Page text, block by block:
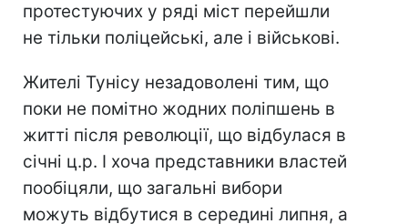
протестуючих у ряді міст перейшли
не тільки поліцейські, але і військові.
Жителі Тунісу незадоволені тим, що
поки не помітно жодних поліпшень в
житті після революції, що відбулася в
січні ц.р. І хоча представники властей
пообіцяли, що загальні вибори
можуть відбутися в середині липня, а